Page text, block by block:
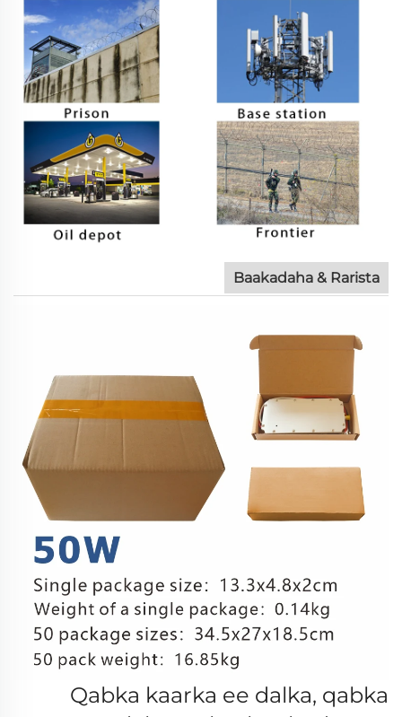
Baakadaha & Rarista
Qabka kaarka ee dalka, qabka